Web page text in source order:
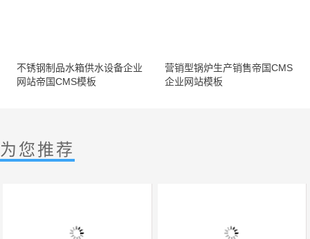
不锈钢制品水箱供水设备企业
网站帝国CMS模板
营销型锅炉生产销售帝国CMS
企业网站模板
为您推荐